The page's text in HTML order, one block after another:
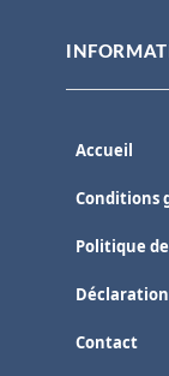
Accueil
Conditions
Politique
Contact